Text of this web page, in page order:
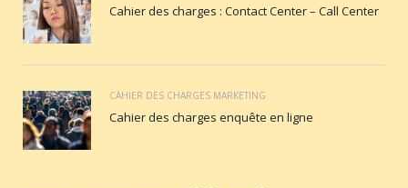
Cahier des charges : Contact Center – Call Center
CAHIER DES CHARGES MARKETING
Cahier des charges enquête en ligne